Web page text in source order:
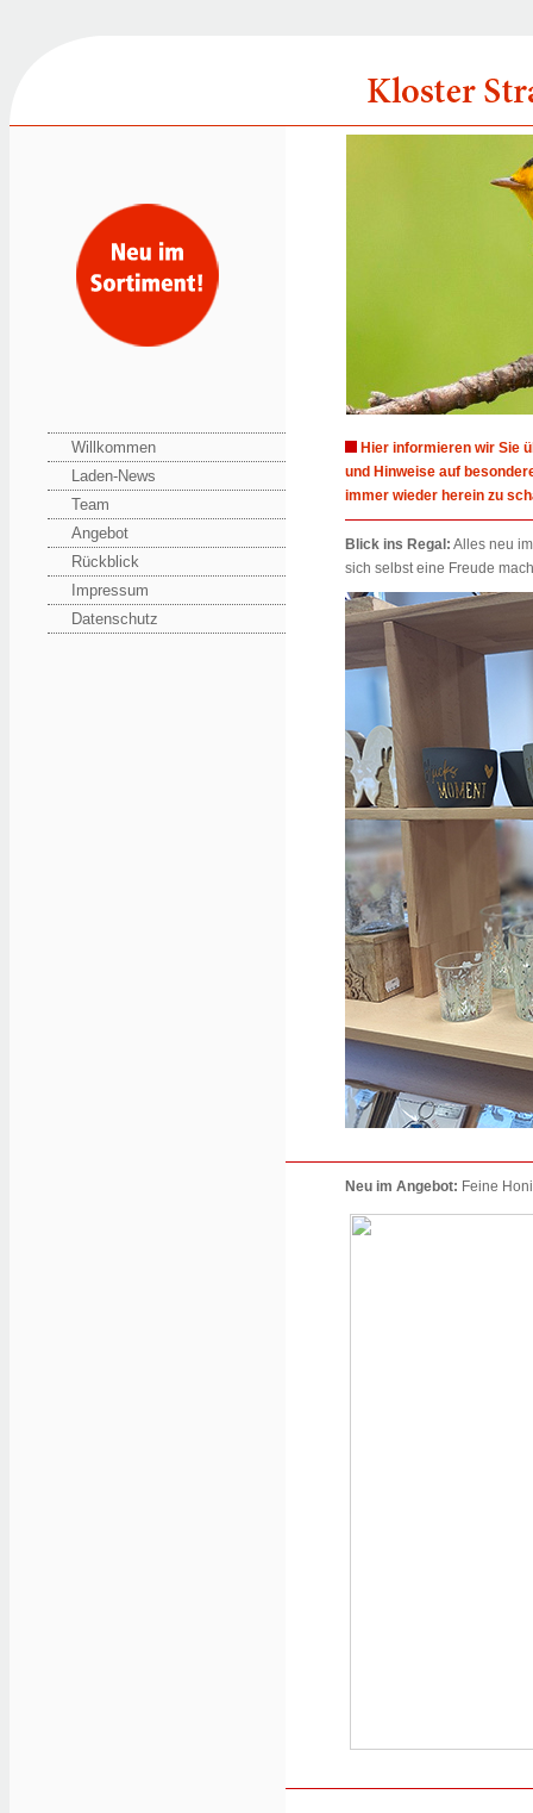
Willkommen
Laden-News
Team
Angebot
Rückblick
Impressum
Datenschutz
Hier informieren wir Sie
und Hinweise auf
immer wieder herein zu
Blick ins Regal: Alles neu
sich selbst eine Freude
Neu im Angebot: Feine